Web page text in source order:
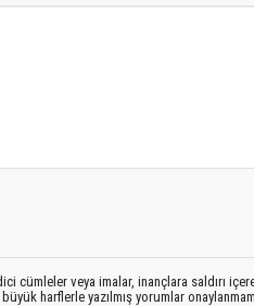
cümleler veya imalar, inançlara saldırı
harflerle yazılmış yorumlar